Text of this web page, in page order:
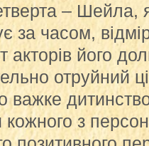
– Шейла,
за часом,
акторів його
отруйний
з